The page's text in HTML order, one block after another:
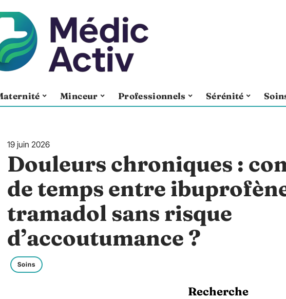
Minceur Professionnels Sérénité
19 juin 2026
Douleurs chroniques :
de temps entre
tramadol sans risque
d’accoutumance ?
Soins
Recherche